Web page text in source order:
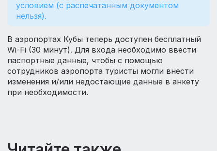
условием (с распечатанным документом
нельзя).
В аэропортах Кубы теперь доступен бесплатный
Wi-Fi (30 минут). Для входа необходимо ввести
паспортные данные, чтобы с помощью
сотрудников аэропорта туристы могли внести
изменения и/или недостающие данные в анкету
при необходимости.